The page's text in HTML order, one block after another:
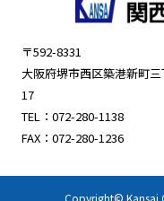
〒592-8331
大阪府堺市西区築港新町
17
TEL： 072-280-1138
FAX：072-280-1236
Copyright© Kansai